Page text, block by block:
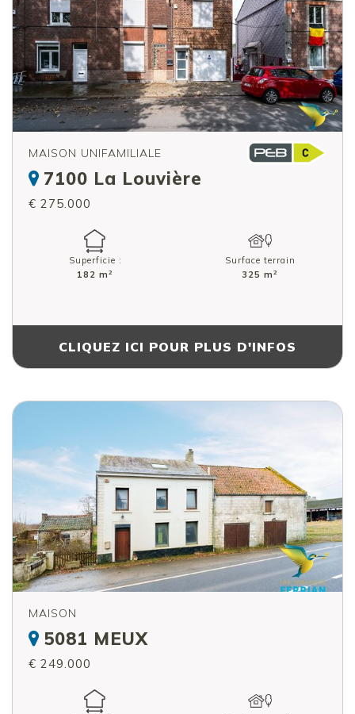
MAISON UNIFAMILIALE
7100 La Louvière
€ 275.000
Superficie :
182 m 2
Surface terrain
325 m 2
CLIQUEZ ICI POUR PLUS D'INFOS
MAISON
5081 MEUX
€ 249.000